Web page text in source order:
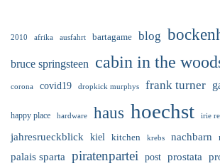
2010 afrika ausfahrt bartagame blog
bruce springsteen cabin in the
corona covid19 dropkick murphys frank turner
happy place hardware haus hoechst irie
jahresrueckblick kiel kitchen krebs nachbarn
palais sparta piratenpartei post prostata